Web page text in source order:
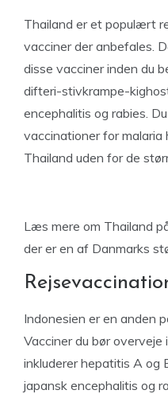
Thailand er et populært
vacciner der anbefales.
disse vacciner inden du
difteri-stivkrampe-
encephalitis og rabies.
vaccinationer for
Thailand uden for de
Læs mere om Thailand
der er en af Danmarks
Indonesien er en anden
Vacciner du bør overveje
inkluderer hepatitis A og
japansk encephalitis og